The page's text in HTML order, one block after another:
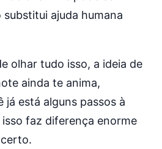
substitui ajuda humana
olhar tudo isso, a ideia de
ainda te anima,
está alguns passos à
faz diferença enorme